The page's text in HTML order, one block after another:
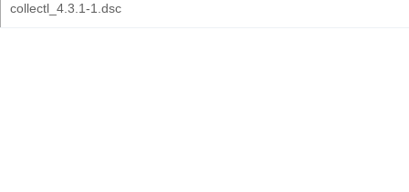
collectl_4.3.1-1.dsc